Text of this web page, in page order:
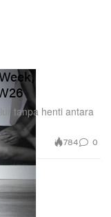
tanpa henti antara
784 0